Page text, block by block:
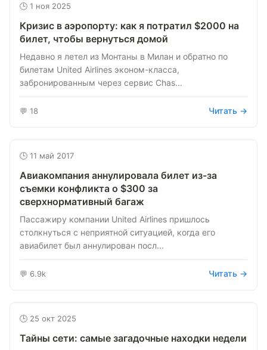
🕒 1 ноя 2025
Кризис в аэропорту: как я потратил $2000 на
билет, чтобы вернуться домой
Недавно я летел из Монтаны в Милан и обратно по
билетам United Airlines эконом-класса,
забронированным через сервис Chas...
💬 18 Читать →
🕒 11 май 2017
Авиакомпания аннулировала билет из-за
съемки конфликта о $300 за
сверхнормативный багаж
Пассажиру компании United Airlines пришлось
столкнуться с неприятной ситуацией, когда его
авиабилет был аннулирован посл...
💬 6.9k Читать →
🕒 25 окт 2025
Тайны сети: самые загадочные находки недели